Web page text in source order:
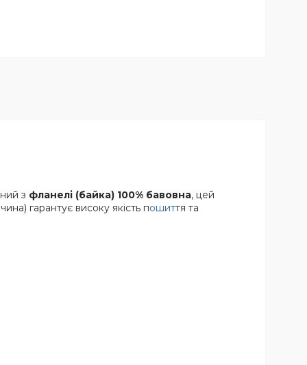
з фланелі (байка) 100% бавовна, цей
гарантує високу якість пошиття та